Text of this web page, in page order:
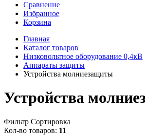
Сравнение
Избранное
Корзина
Главная
Каталог товаров
Низковольтное оборудование 0,4кВ
Аппараты защиты
Устройства молниезащиты
Устройства
Фильтр Сортировка
Кол-во товаров: 11